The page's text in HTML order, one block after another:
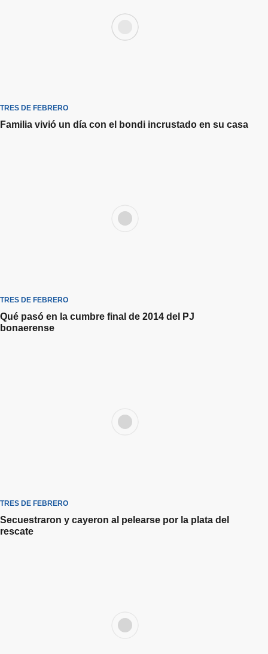
TRES DE FEBRERO
Familia vivió un día con el bondi incrustado en su casa
TRES DE FEBRERO
Qué pasó en la cumbre final de 2014 del PJ
bonaerense
TRES DE FEBRERO
Secuestraron y cayeron al pelearse por la plata del
rescate